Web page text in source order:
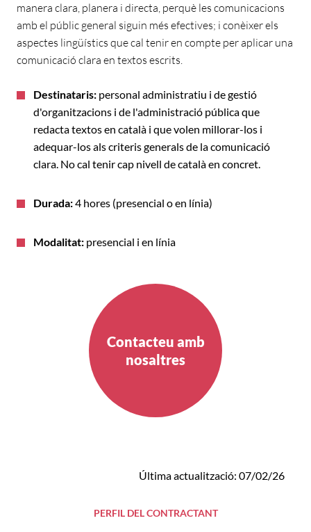
manera clara, planera i directa, perquè les comunicacions
amb el públic general siguin més efectives; i conèixer els
aspectes lingüístics que cal tenir en compte per aplicar una
comunicació clara en textos escrits.
Destinataris: personal administratiu i de gestió
d'organitzacions i de l'administració pública que
redacta textos en català i que volen millorar-los i
adequar-los als criteris generals de la comunicació
clara. No cal tenir cap nivell de català en concret.
Durada:4 hores (presencial o en línia)
Modalitat: presencial i en línia
Contacteu amb
nosaltres
Última actualització: 07/02/26
PERFIL DEL CONTRACTANT